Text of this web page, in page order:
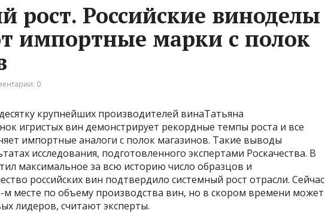
рост. Российские виноделы
импортные марки с полок
0
крупнейших производителей винаТатьяна
игристых вин демонстрирует рекордные темпы роста и все
импортные аналоги с полок магазинов. Такие выводы
исследования, подготовленного экспертами Роскачества. В
максимальное за всю историю число образцов и
российских вин подтвердило системный рост отрасли. Сейчас
м месте по объему производства вин, но в скором времени может
лидеров, считают эксперты.